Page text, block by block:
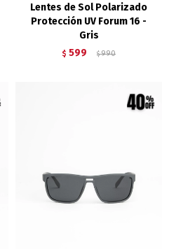
Lentes de Sol Polarizado
Protección UV Forum 16 -
Gris
$ 599 $ 990